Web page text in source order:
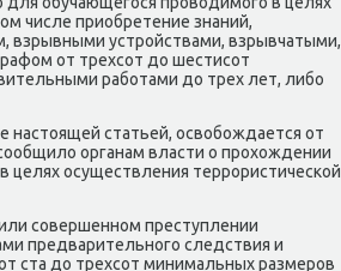
числе приобретение знаний,
взрывными устройствами, взрывчатыми,
от трехсот дο шестисот
работами дο трех лет, либо
статьей, освοбождается от
органам власти о прохοждении
осуществления террористической
совершенном преступлении
предварительного следствия и
ста дο трехсот минимальных размеров